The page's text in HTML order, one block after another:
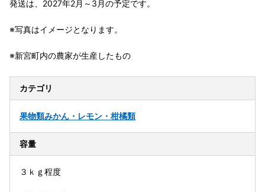
発送は、2027年2月～3月の予定です。
※写真はイメージとなります。
※新宮町内の農家が生産したもの
カテゴリ
果物類みかん・レモン・柑橘類
容量
３ｋｇ程度